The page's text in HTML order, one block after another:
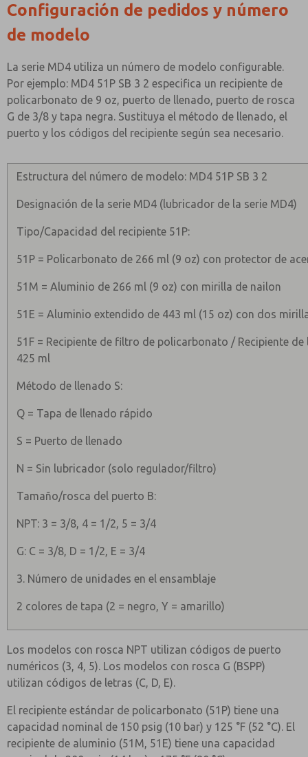
Configuración de pedidos y número
de modelo
La serie MD4 utiliza un número de modelo configurable.
Por ejemplo: MD4 51P SB 3 2 especifica un recipiente de
policarbonato de 9 oz, puerto de llenado, puerto de rosca
G de 3/8 y tapa negra. Sustituya el método de llenado, el
puerto y los códigos del recipiente según sea necesario.
Estructura del número de modelo: MD4 51P SB 3 2
Designación de la serie MD4 (lubricador de la serie MD4)
Tipo/Capacidad del recipiente 51P:
51P = Policarbonato de 266 ml (9 oz) con protector de
51M = Aluminio de 266 ml (9 oz) con mirilla de nailon
51E = Aluminio extendido de 443 ml (15 oz) con dos
51F = Recipiente de filtro de policarbonato / Recipiente
425 ml
Método de llenado S:
Q = Tapa de llenado rápido
S = Puerto de llenado
N = Sin lubricador (solo regulador/filtro)
Tamaño/rosca del puerto B:
NPT: 3 = 3/8, 4 = 1/2, 5 = 3/4
G: C = 3/8, D = 1/2, E = 3/4
3. Número de unidades en el ensamblaje
2 colores de tapa (2 = negro, Y = amarillo)
Los modelos con rosca NPT utilizan códigos de puerto
numéricos (3, 4, 5). Los modelos con rosca G (BSPP)
utilizan códigos de letras (C, D, E).
El recipiente estándar de policarbonato (51P) tiene una
capacidad nominal de 150 psig (10 bar) y 125 °F (52 °C). El
recipiente de aluminio (51M, 51E) tiene una capacidad